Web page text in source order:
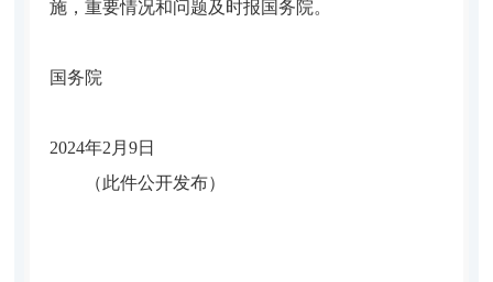
施，重要情况和问题及时报国务院。
国务院
2024年2月9日
（此件公开发布）